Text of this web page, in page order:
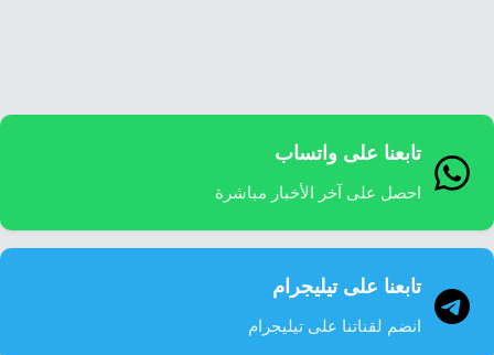
تابعنا على واتساب
احصل على آخر الأخبار مباشرة
تابعنا على تيليجرام
انضم لقناتنا على تيليجرام